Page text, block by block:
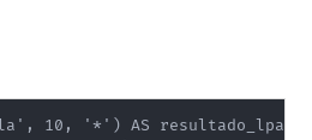
10, '*') AS resultado_lpad,